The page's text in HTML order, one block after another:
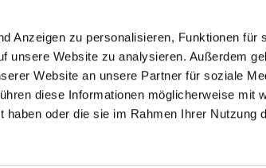
Anzeigen zu personalisieren, Funktionen für
unsere Website zu analysieren. Außerdem
Website an unsere Partner für soziale
diese Informationen möglicherweise mit
oder die sie im Rahmen Ihrer Nutzung
Kirchfeld:
9-12 Uhr
Süd :
9-12 Uhr
Impressum